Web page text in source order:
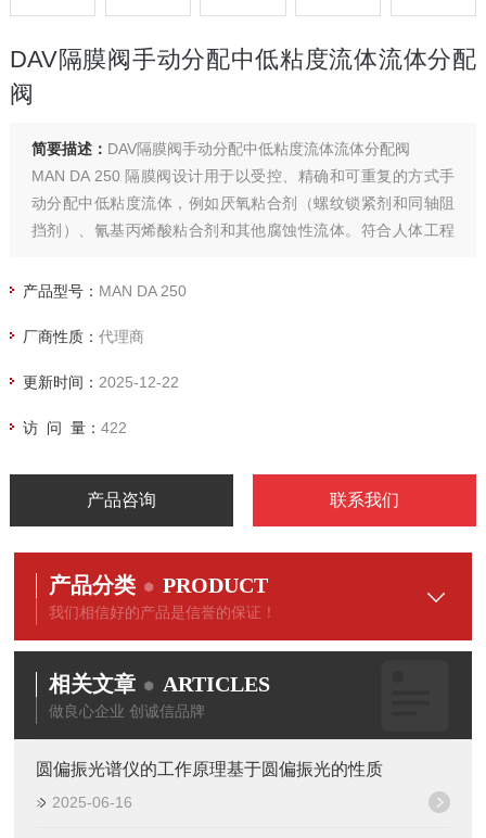
DAV隔膜阀手动分配中低粘度流体流体分配
阀
简要描述： DAV隔膜阀手动分配中低粘度流体流体分配阀
MAN DA 250 隔膜阀设计用于以受控、精确和可重复的方式手
动分配中低粘度流体，例如厌氧粘合剂（螺纹锁紧剂和同轴阻
挡剂）、氰基丙烯酸粘合剂和其他腐蚀性流体。符合人体工程
的手柄确保阀门易于作和作。阀门的特殊设计确保流体在点胶
污染和可能的堵塞。
产品型号： MAN DA 250
厂商性质： 代理商
更新时间： 2025-12-22
访 问 量： 422
产品咨询 联系我们
产品分类 PRODUCT
我们相信好的产品是信誉的保证！
相关文章 ARTICLES
做良心企业 创诚信品牌
圆偏振光谱仪的工作原理基于圆偏振光的性质
2025-06-16